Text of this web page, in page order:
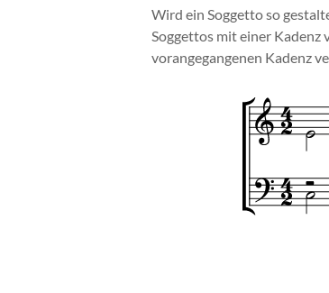
Wird ein Soggetto so
Soggettos mit einer Kadenz
vorangegangenen Kadenz